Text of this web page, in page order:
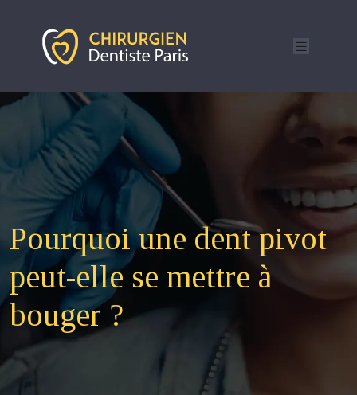
Pourquoi une dent pivot
peut-elle se mettre à
bouger ?